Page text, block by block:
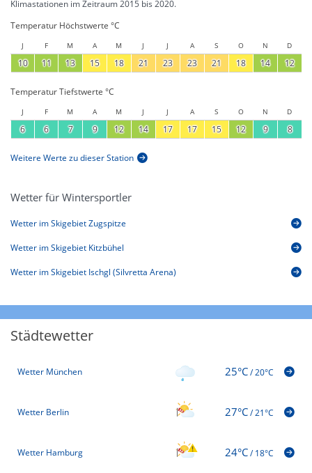
Klimastationen im Zeitraum 2015 bis 2020.
Temperatur Höchstwerte °C
J F M A M J J A S O N D
10 11 13 15 18 21 23 23 21 18 14 12
Temperatur Tiefstwerte °C
J F M A M J J A S O N D
6 6 7 9 12 14 17 17 15 12 9 8
Weitere Werte zu dieser Station
Wetter für Wintersportler
Wetter im Skigebiet Zugspitze
Wetter im Skigebiet Kitzbühel
Wetter im Skigebiet Ischgl (Silvretta Arena)
Städtewetter
Wetter München 25°C/20°C
Wetter Berlin 27°C/21°C
Wetter Hamburg 24°C/18°C